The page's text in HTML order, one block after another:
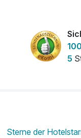
pro Zimmer
5
Sterne der